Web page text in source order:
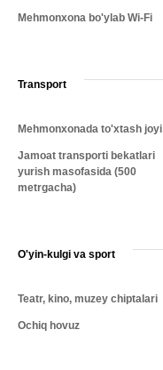
Mehmonxona bo'ylab Wi-Fi
Transport
Mehmonxonada to'xtash joyi
Jamoat transporti bekatlari
yurish masofasida (500
metrgacha)
O'yin-kulgi va sport
Teatr, kino, muzey chiptalari
Ochiq hovuz